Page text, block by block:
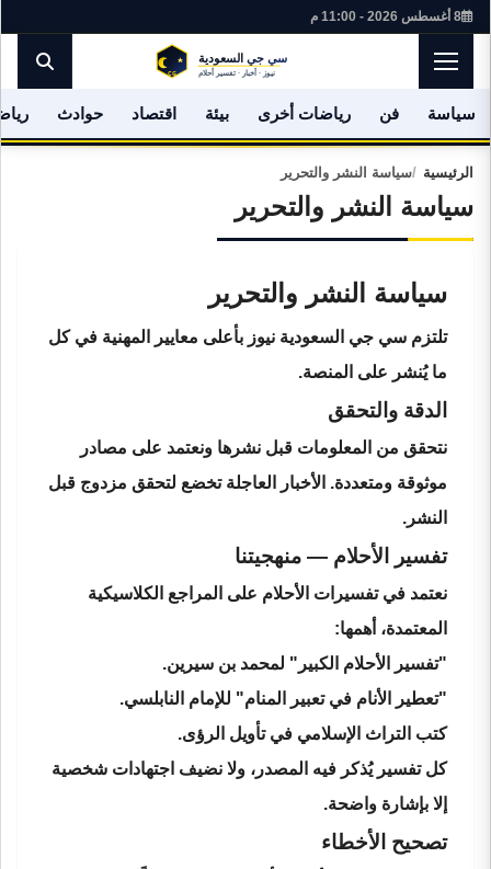
8 أغسطس 2026 - 11:00 م
سياسة فن رياضات أخرى بيئة اقتصاد حوادث
الرئيسية سياسة النشر والتحرير
سياسة النشر والتحرير
سياسة النشر والتحرير
تلتزم سي جي السعودية نيوز بأعلى معايير المهنية في كل
ما يُنشر على المنصة.
الدقة والتحقق
نتحقق من المعلومات قبل نشرها ونعتمد على مصادر
موثوقة ومتعددة. الأخبار العاجلة تخضع لتحقق مزدوج قبل
النشر.
تفسير الأحلام — منهجيتنا
نعتمد في تفسيرات الأحلام على المراجع الكلاسيكية
المعتمدة، أهمها:
"تفسير الأحلام الكبير" لمحمد بن سيرين.
"تعطير الأنام في تعبير المنام" للإمام النابلسي.
كتب التراث الإسلامي في تأويل الرؤى.
كل تفسير يُذكر فيه المصدر، ولا نضيف اجتهادات شخصية
إلا بإشارة واضحة.
تصحيح الأخطاء